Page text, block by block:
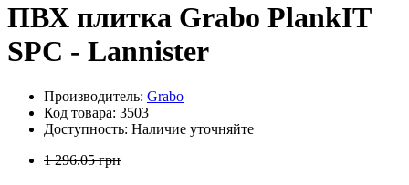
ПВХ плитка Grabo PlankIT
SPC - Lannister
Производитель: Grabo
Код товара: 3503
Доступность: Наличие уточняйте
1 296.05 грн